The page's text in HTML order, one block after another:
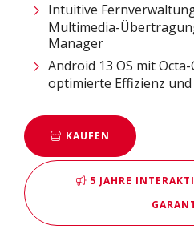
Intuitive
Multimedia-
Manager
Android 13 OS mit
optimierte Effizienz
KAUFEN
5 JAHRE